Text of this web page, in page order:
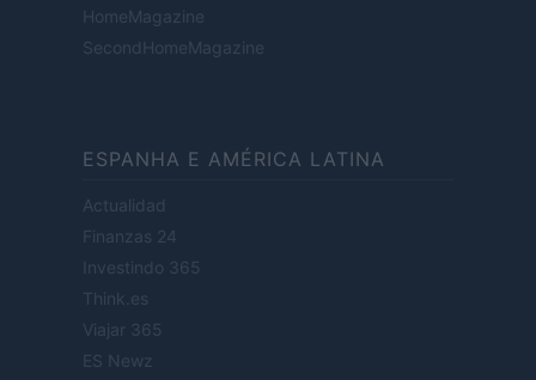
HomeMagazine
SecondHomeMagazine
ESPANHA E AMÉRICA LATINA
Actualidad
Finanzas 24
Investindo 365
Think.es
Viajar 365
ES Newz